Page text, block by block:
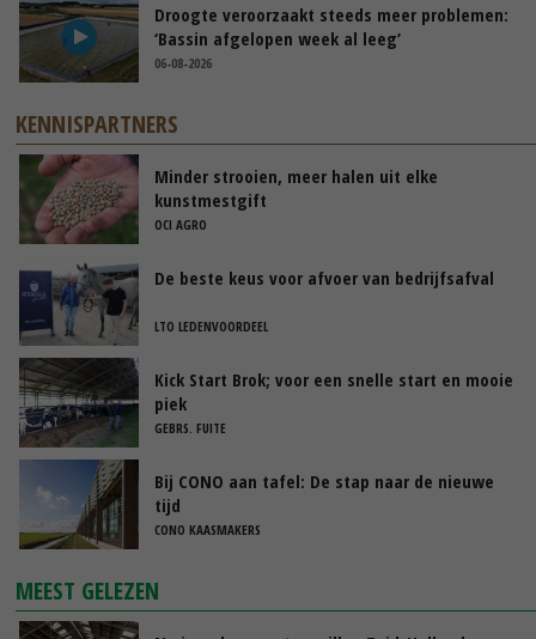
Droogte veroorzaakt steeds meer problemen:
‘Bassin afgelopen week al leeg’
06-08-2026
KENNISPARTNERS
Minder strooien, meer halen uit elke
kunstmestgift
OCI AGRO
De beste keus voor afvoer van bedrijfsafval
LTO LEDENVOORDEEL
Kick Start Brok; voor een snelle start en mooie
piek
GEBRS. FUITE
Bij CONO aan tafel: De stap naar de nieuwe
tijd
CONO KAASMAKERS
MEEST GELEZEN